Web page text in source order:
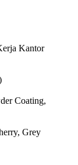
Kantor
Coating,
Grey